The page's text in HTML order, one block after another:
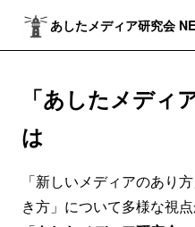
あしたメディア研究会
「あしたメディ
は
「新しいメディアのあり
き方」について多様な視